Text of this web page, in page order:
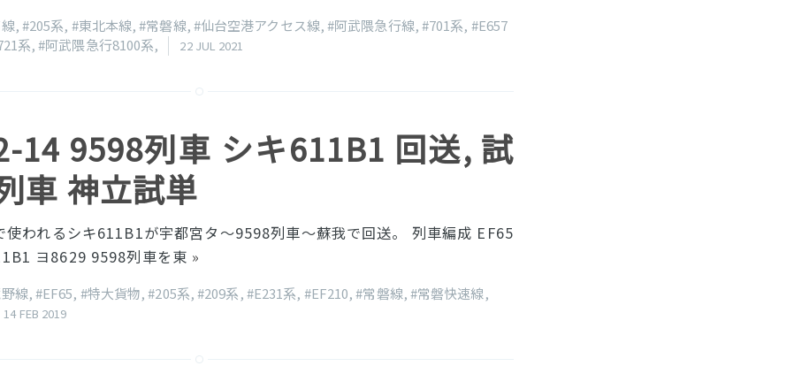
,#205系, #東北本線,#常磐線,#仙台空港アクセス線,#阿武隈急行線,#701系, #E657
系,#阿武隈急行8100系, 22 JUL 2021
14 9598列車 シキ611B1 回送, 試
車 神立試単
使われるシキ611B1が宇都宮タ〜9598列車〜蘇我で回送。 列車編成 EF65
ヨ8629 9598列車を東 »
線,#EF65, #特大貨物,#205系,#209系,#E231系, #EF210,#常磐線,#常磐快速線,
14 FEB 2019